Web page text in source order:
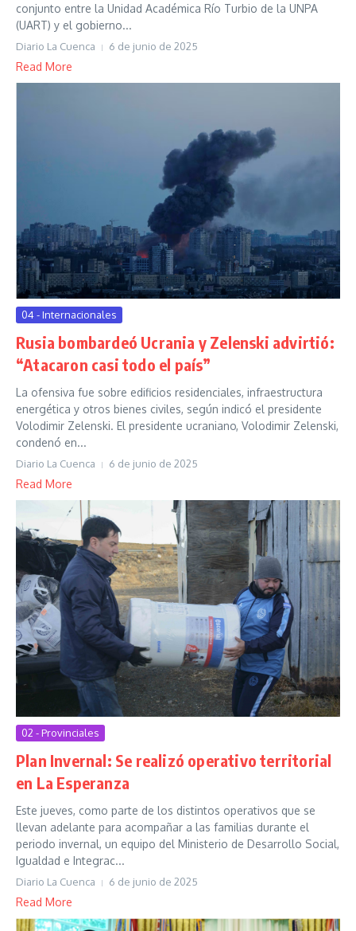
conjunto entre la Unidad Académica Río Turbio de la UNPA
(UART) y el gobierno...
Diario La Cuenca 6 de junio de 2025
Read More
04 - Internacionales
Rusia bombardeó Ucrania y Zelenski advirtió:
“Atacaron casi todo el país”
La ofensiva fue sobre edificios residenciales, infraestructura
energética y otros bienes civiles, según indicó el presidente
Volodimir Zelenski. El presidente ucraniano, Volodimir Zelenski,
condenó en...
Diario La Cuenca 6 de junio de 2025
Read More
02 - Provinciales
Plan Invernal: Se realizó operativo territorial
en La Esperanza
Este jueves, como parte de los distintos operativos que se
llevan adelante para acompañar a las familias durante el
periodo invernal, un equipo del Ministerio de Desarrollo Social,
Igualdad e Integrac...
Diario La Cuenca 6 de junio de 2025
Read More